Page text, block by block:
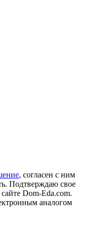
, согласен с ним
Подтверждаю свое
Dom-Eda.com.
аналогом